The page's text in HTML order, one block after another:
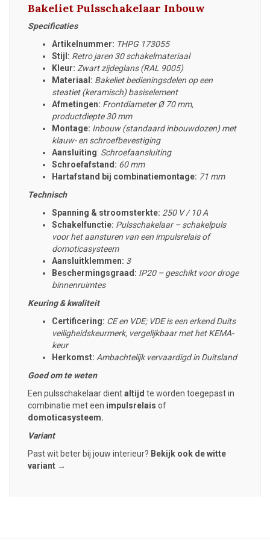
Bakeliet Pulsschakelaar Inbouw
Specificaties
Artikelnummer: THPG 173055
Stijl: Retro jaren 30 schakelmateriaal
Kleur: Zwart zijdeglans (RAL 9005)
Materiaal: Bakeliet bedieningsdelen op een
steatiet (keramisch) basiselement
Afmetingen: Frontdiameter Ø 70 mm,
productdiepte 30 mm
Montage: Inbouw (standaard inbouwdozen) met
klauw- en schroefbevestiging
Aansluiting: Schroefaansluiting
Schroefafstand: 60 mm
Hartafstand bij combinatiemontage: 71 mm
Technisch
Spanning & stroomsterkte: 250 V / 10 A
Schakelfunctie: Pulsschakelaar – schakelpuls
voor het aansturen van een impulsrelais of
domoticasysteem
Aansluitklemmen: 3
Beschermingsgraad: IP20 – geschikt voor droge
binnenruimtes
Keuring & kwaliteit
Certificering: CE en VDE; VDE is een erkend Duits
veiligheidskeurmerk, vergelijkbaar met het KEMA-
keur
Herkomst: Ambachtelijk vervaardigd in Duitsland
Goed om te weten
Een pulsschakelaar dientaltijd te worden toegepast in
combinatie met een impulsrelais of
domoticasysteem.
Variant
Past wit beter bij jouw interieur? Bekijk ook de witte
variant →